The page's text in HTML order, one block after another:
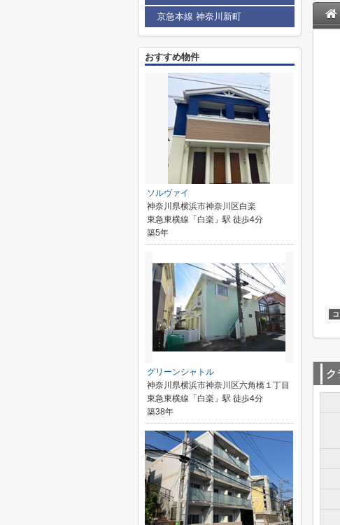
ク
京急本線 神奈川新町
おすすめ物件
ソルヴァイ
神奈川県横浜市神奈川区白楽
東急東横線「白楽」駅 徒歩4分
築5年
グリーンシャトル
神奈川県横浜市神奈川区六角橋１丁目
東急東横線「白楽」駅 徒歩4分
築38年